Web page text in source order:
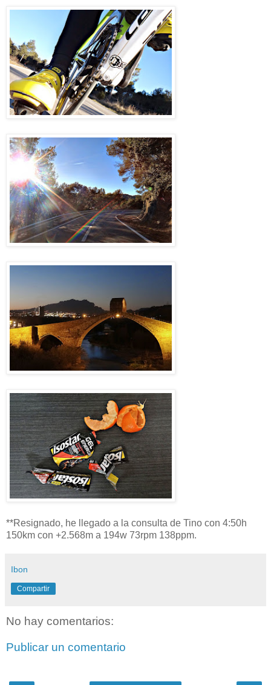
**Resignado, he llegado a la consulta de Tino con 4:50h
150km con +2.568m a 194w 73rpm 138ppm.
Ibon
Compartir
No hay comentarios:
Publicar un comentario